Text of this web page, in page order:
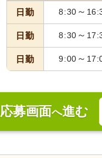
日勤 8:30 ～
日勤 8:30 ～
日勤 9:00 ～
応募画面へ進む